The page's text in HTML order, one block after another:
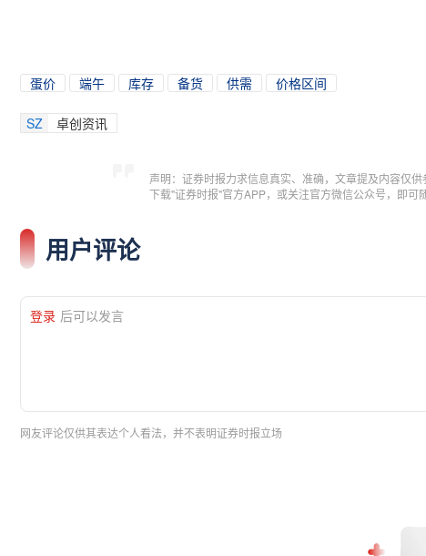
蛋价 端午 库存 备货 供需 价格区间
SZ 卓创资讯
声明：证券时报力求信息真实、准确，文章提及内容仅
下载"证券时报"官方APP，或关注官方微信公众号，即可
用户评论
登录 后可以发言
网友评论仅供其表达个人看法，并不表明证券时报立场